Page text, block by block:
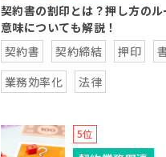
契約書の割印とは？押し方のル
意味についても解説！
契約書
契約締結 押印
業務効率化
法律